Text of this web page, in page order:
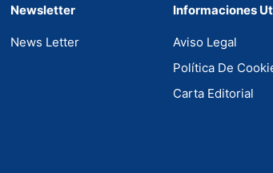
Newsletter
News Letter
Informaciones
Aviso Legal
Política De
Carta Editorial